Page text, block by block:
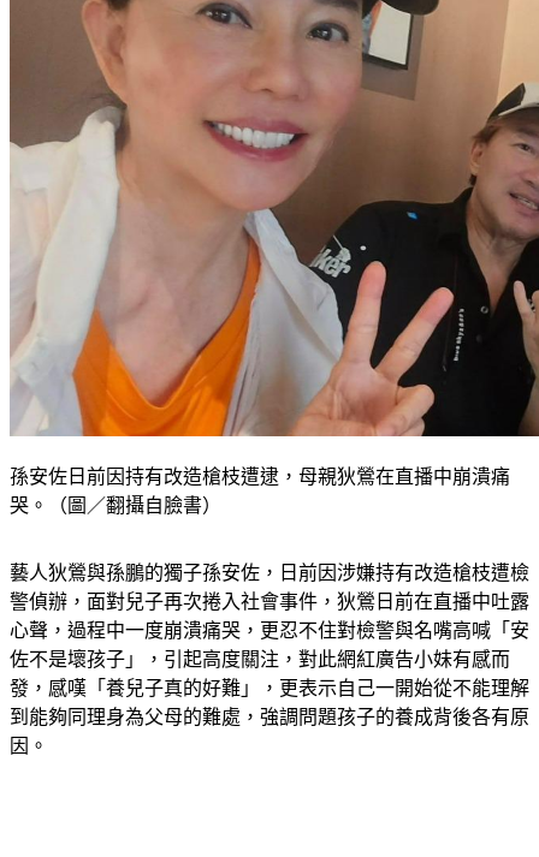
哭。（圖／翻攝自臉書）
警偵辦，面對兒子再次捲入社會事件，狄鶯日前在直播中吐露
心聲，過程中一度崩潰痛哭，更忍不住對檢警與名嘴高喊「安
佐不是壞孩子」，引起高度關注，對此網紅廣告小妹有感而
發，感嘆「養兒子真的好難」，更表示自己一開始從不能理解
到能夠同理身為父母的難處，強調問題孩子的養成背後各有原
因。